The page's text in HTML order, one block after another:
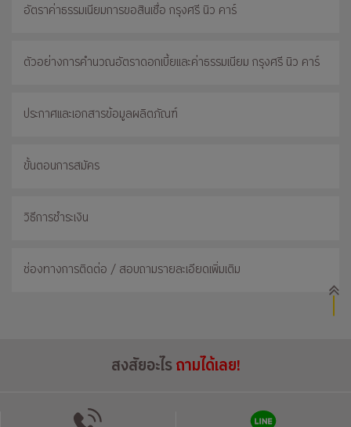
อัตราค่าธรรมเนียมการขอสินเชื่อ กรุงศรี นิว คาร์
ตัวอย่างการคำนวณอัตราดอกเบี้ยและค่าธรรมเนียม กรุงศรี นิว คาร์
ประกาศและเอกสารข้อมูลผลิตภัณฑ์
ขั้นตอนการสมัคร
วิธีการชำระเงิน
ช่องทางการติดต่อ / สอบถามรายละเอียดเพิ่มเติม
สงสัยอะไรถามได้เลย!